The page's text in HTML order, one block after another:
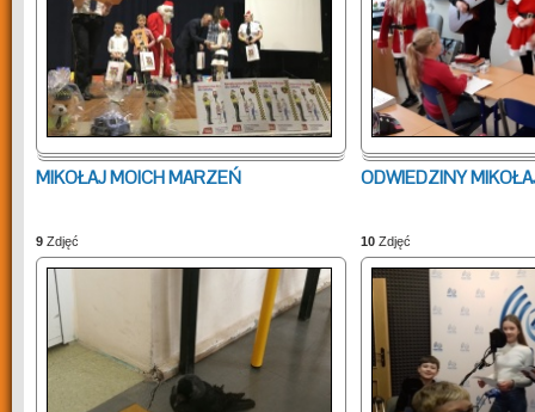
MIKOŁAJ MOICH MARZEŃ
9 Zdjęć
ODWIEDZINY
10 Zdjęć